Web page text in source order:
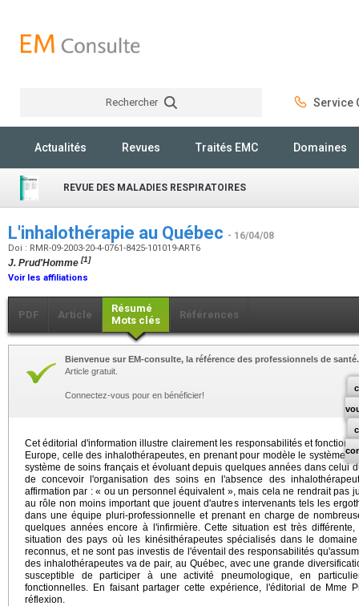
Rechercher Service
Actualités Revues Traités EMC Domaines
REVUE DES MALADIES RESPIRATOIRES
L'inhalothérapie au Québec - 16/04/08
Doi : RMR-09-2003-20-4-0761-8425-101019-ART6
J. Prud'Homme [1]
Voir les affiliations
PDF Article
Résumé
Mots clés
Références
Bienvenue sur EM-consulte, la référence des professionnels de santé.
Article gratuit.
Connectez-vous pour en bénéficier!
Cet éditorial d'information illustre clairement les responsabilités et
Europe, celle des inhalothérapeutes, en prenant pour modèle le système
système de soins français et évoluant depuis quelques années dans celui
de concevoir l'organisation des soins en l'absence des
affirmation par : « ou un personnel équivalent », mais cela ne rendrait pas
au rôle non moins important que jouent d'autres intervenants tels les
dans une équipe pluri-professionnelle et prenant en charge de
quelques années encore à l'infirmière. Cette situation est très
situation des pays où les kinésithérapeutes spécialisés dans le
reconnus, et ne sont pas investis de l'éventail des responsabilités
des inhalothérapeutes va de pair, au Québec, avec une grande
susceptible de participer à une activité pneumologique, en
fonctionnelles. En faisant partager cette expérience, l'éditorial de Mme
réflexion.